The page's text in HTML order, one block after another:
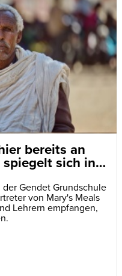
bereits an
sich in
wider
Gendet Grundschule
von Mary's Meals
Lehrern empfangen,